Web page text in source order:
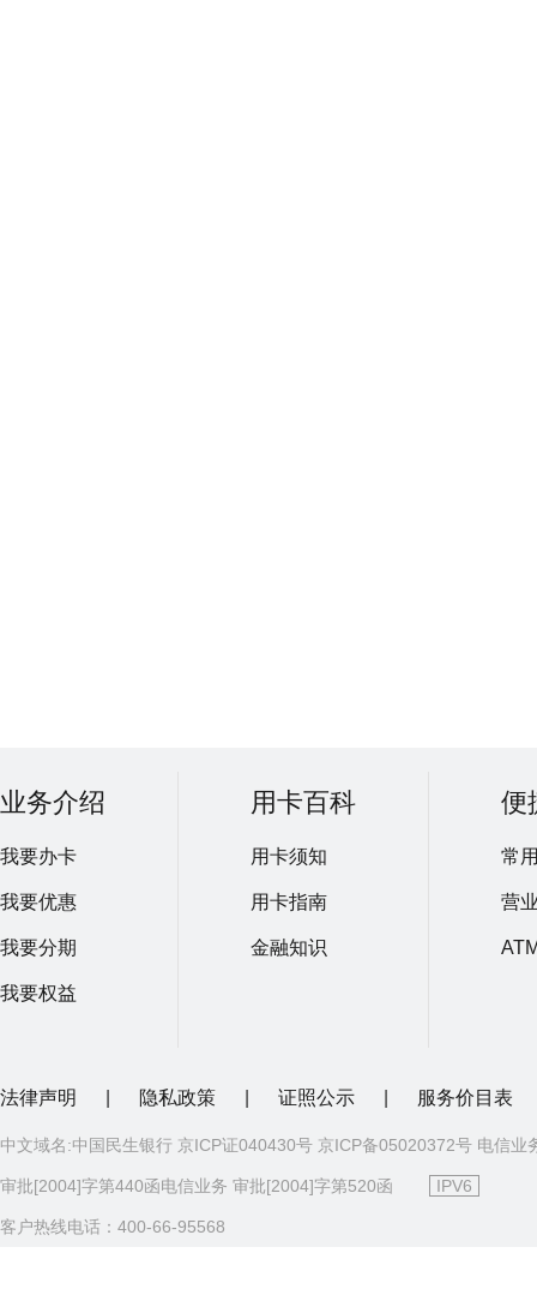
业务介绍
我要办卡
我要优惠
我要分期
我要权益
用卡百科
用卡须知
用卡指南
金融知识
便
常
营
法律声明 隐私政策 证照公示 服务价目表
中文域名:中国民生银行 京ICP证040430号 京ICP备05020372号 电信业
审批[2004]字第440函电信业务 审批[2004]字第520函 IPV6
客户热线电话：400-66-95568